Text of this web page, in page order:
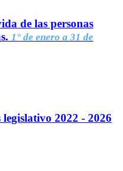
de las personas
1° de enero a 31 de
2022 - 2026